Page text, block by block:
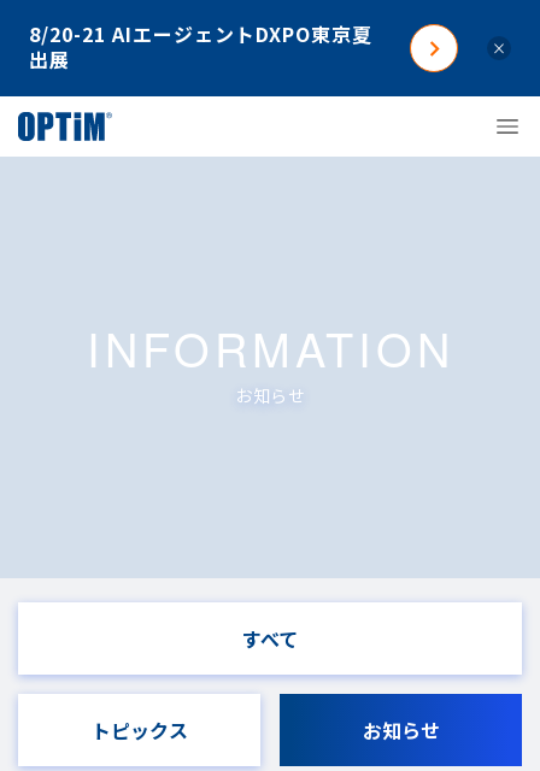
8/20-21 AIエージェントDXPO東京夏
出展
×
INFORMATION
お知らせ
すべて
トピックス お知らせ